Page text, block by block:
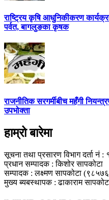
राष्ट्रिय कृषि आधुनिकीकरण
पर्वत, बागलुङका कृषक
राजनीतिक सरगर्मीबीच महँगी
उपभोक्ता
हाम्रो बारेमा
सूचना तथा प्रसारण विभाग दर्ता नं
प्रधान सम्पादक : किशोर सापकोटा
सम्पादक : लक्ष्मण सापकोटा
मुख्य ब्यबस्थापक : ढाकाराम